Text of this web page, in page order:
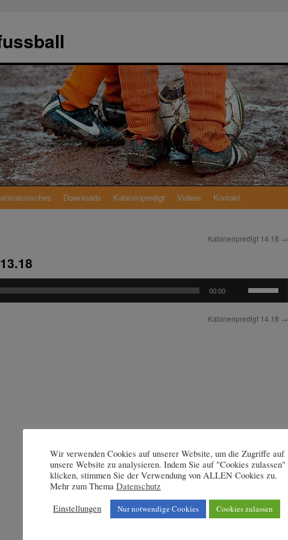
Downloads Kabinenpredigt Videos Kontakt
Kabinenpredigt 14.18 →
00:00
Kabinenpredigt 14.18 →
Wir verwenden Cookies auf unserer Website, um die Zugriffe auf
unsere Website zu analysieren. Indem Sie auf "Cookies zulassen"
klicken, stimmen Sie der Verwendung von ALLEN Cookies zu.
Mehr zum Thema Datenschutz
Einstellungen
Nur notwendige Cookies Cookies zulassen